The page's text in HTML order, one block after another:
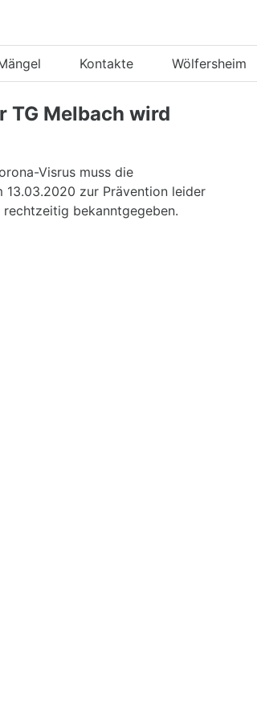
Kontakte Wölfersheim
TG Melbach wird
Visrus muss die
13.03.2020 zur Prävention leider
bekanntgegeben.